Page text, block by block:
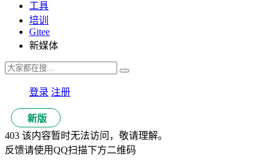
工具
培训
Gitee
新媒体
登录 注册
新版
403 该内容暂时无法访问，敬请理解。
反馈请使用QQ扫描下方二维码